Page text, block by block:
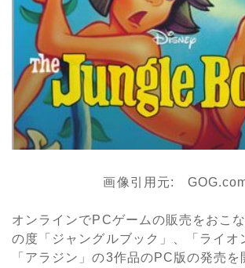
画像引用元:
オンラインでPCゲームの販売をおこ
の度「ジャングルブック」、「ライオ
「アラジン」の3作品のPC版の発売を